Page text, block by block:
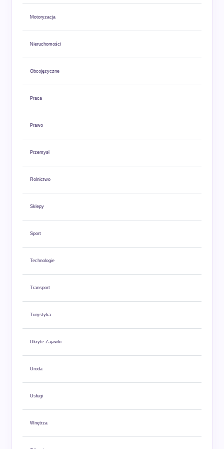
Motoryzacja
Nieruchomości
Obcojęzyczne
Praca
Prawo
Przemysł
Rolnictwo
Sklepy
Sport
Technologie
Transport
Turystyka
Ukryte Zajawki
Uroda
Usługi
Wnętrza